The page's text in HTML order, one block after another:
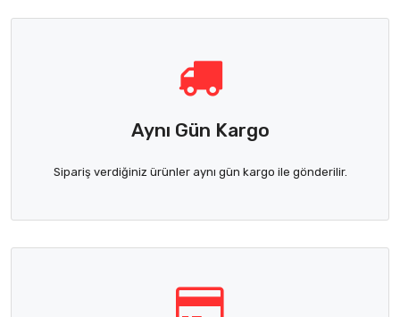
Aynı Gün Kargo
Sipariş verdiğiniz ürünler aynı gün kargo ile gönderilir.